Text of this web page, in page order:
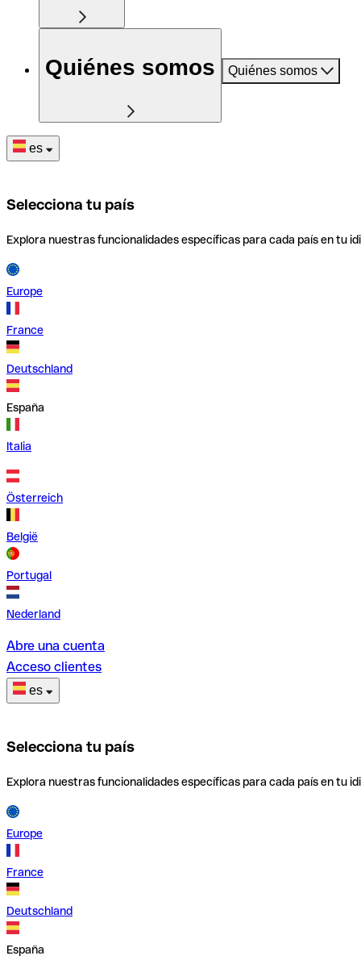
Quiénes somos Quiénes somos
es
Selecciona tu país
Explora nuestras funcionalidades específicas para cada país en tu
Europe
France
Deutschland
España
Italia
Österreich
België
Portugal
Nederland
Abre una cuenta
Acceso clientes
es
Selecciona tu país
Explora nuestras funcionalidades específicas para cada país en tu
Europe
France
Deutschland
España